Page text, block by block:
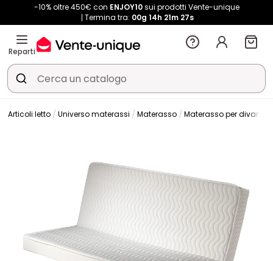
-10% oltre 450€ con ENJOY10sui prodotti Vente-unique
Termina tra: 00g 14h 21m 25s
Reparti
Articoli letto Universo materassi Materasso Materasso per divano